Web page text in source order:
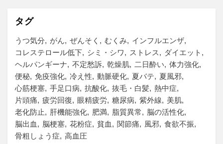
タグ
うつ気分 がん ぜんそく むくみ
インフルエンザ
コレステロール低下
シミ・シワ ストレス
ダイエット
ヘルパンギーナ
不定愁訴 乾燥肌 二日酔い
体力強化
便秘 免疫強化 冷え性 動脈硬化 夏バテ
夏風邪
心筋梗塞 手足口病 抗酸化 抜毛・白髪 熱中症
片頭痛
疲労回復 眼精疲労 糖尿病 紫外線
美肌
老化防止
肝機能強化 肥満 脂質異常
脳の活性化
脳出血
脳梗塞 花粉症 貧血 関節痛 風邪 食欲不振
骨粗しょう症
高血圧